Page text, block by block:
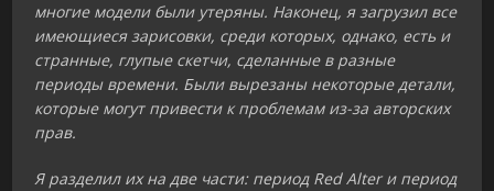
многие модели были утеряны. Наконец, я загрузил все
имеющиеся зарисовки, среди которых, однако, есть и
странные, глупые скетчи, сделанные в разные
периоды времени. Были вырезаны некоторые детали,
которые могут привести к проблемам из-за авторских
прав.
Я разделил их на две части: период Red Alter и период